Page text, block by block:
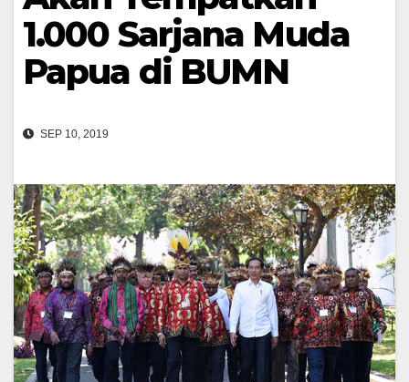
1.000 Sarjana Muda
Papua di BUMN
SEP 10, 2019